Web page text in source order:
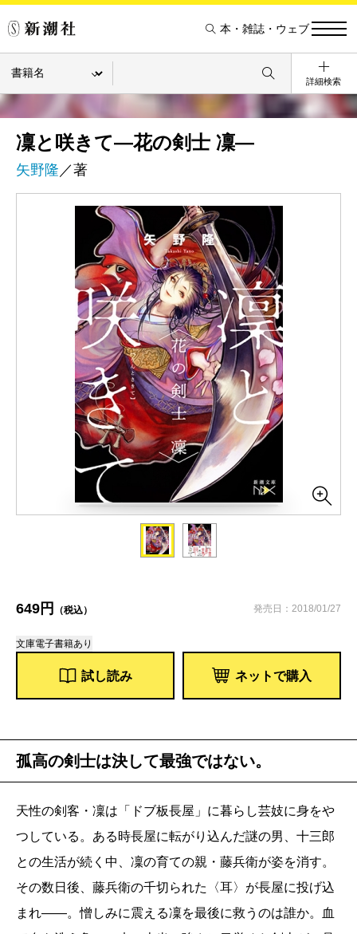
本・雑誌・ウェブ
詳細検索
凜と咲きて―花の剣士 凜―
矢野隆 ／著
649円 （税込） 発売日：2018/01/27
文庫電子書籍あり
試し読み ネットで購入
孤高の剣士は決して最強ではない。
天性の剣客・凜は「ドブ板長屋」に暮らし芸妓に身をや
つしている。ある時長屋に転がり込んだ謎の男、十三郎
との生活が続く中、凜の育ての親・藤兵衛が姿を消す。
その数日後、藤兵衛の千切られた〈耳〉が長屋に投げ込
まれ――。憎しみに震える凜を最後に救うのは誰か。血